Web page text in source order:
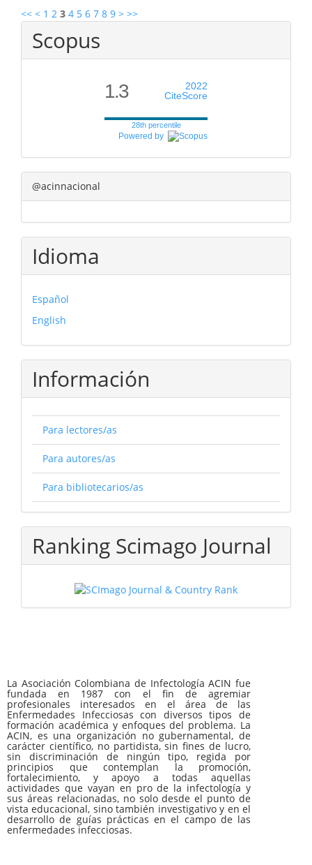
<< < 1 2 3 4 5 6 7 8 9 > >>
Scopus
1.3
2022
CiteScore
28th percentile
Powered by
@acinnacional
Idioma
Español
English
Información
Para lectores/as
Para autores/as
Para bibliotecarios/as
Ranking Scimago Journal
La Asociación Colombiana de Infectología ACIN fue
fundada en 1987 con el fin de agremiar
profesionales interesados en el área de las
Enfermedades Infecciosas con diversos tipos de
formación académica y enfoques del problema. La
ACIN, es una organización no gubernamental, de
carácter científico, no partidista, sin fines de lucro,
sin discriminación de ningún tipo, regida por
principios que contemplan la promoción,
fortalecimiento, y apoyo a todas aquellas
actividades que vayan en pro de la infectología y
sus áreas relacionadas, no solo desde el punto de
vista educacional, sino también investigativo y en el
desarrollo de guías prácticas en el campo de las
enfermedades infecciosas.